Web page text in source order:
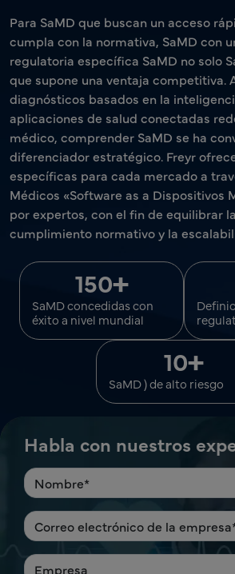
Para SaMD que buscan un acceso
cumpla con la normativa, SaMD con
regulatoria específica SaMD no solo
que supone una ventaja competitiva.
diagnósticos basados en la
aplicaciones de salud conectadas
médico, comprender SaMD se ha
diferenciador estratégico. Freyr
específicas para cada mercado a
Médicos «Software as a Dispositivos
por expertos, con el fin de equilibrar
cumplimiento normativo y la
150+
SaMD concedidas con
éxito a nivel mundial
10+
SaMD ) de alto riesgo
Habla con nuestros